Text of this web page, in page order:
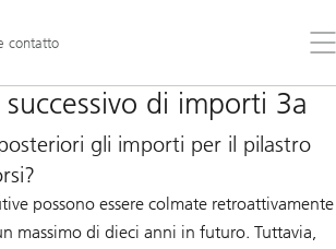
contatto
il
di importi 3a
gli importi per il pilastro
possono essere colmate retroattivamente
massimo di dieci anni in futuro. Tuttavia,